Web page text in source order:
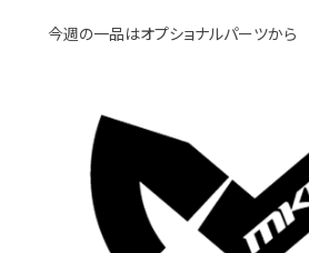
今週の一品はオプショナルパーツから